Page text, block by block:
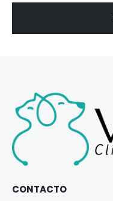
CONTACTO